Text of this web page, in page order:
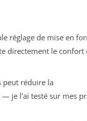
réglage de mise en
directement le confort
peut réduire la
je l'ai testé sur mes